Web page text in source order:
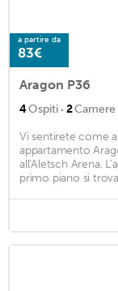
a partire da
83€
Aragon P36
4Ospiti · 2Camere
Vi sentirete come
appartamento
all'Aletsch Arena.
primo piano si